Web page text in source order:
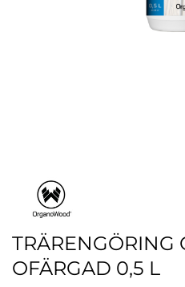
TRÄRENGÖRING
OFÄRGAD 0,5 L